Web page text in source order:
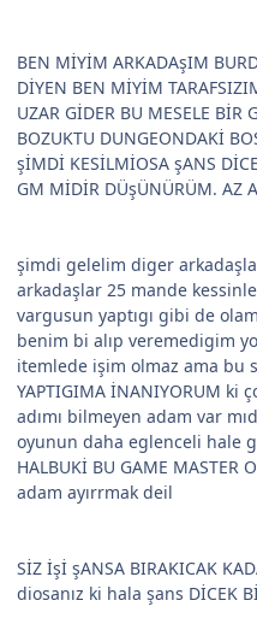
BEN MİYİM ARKADAşIM
DİYEN BEN MİYİM
UZAR GİDER BU MESELE BİR
BOZUKTU DUNGEONDAKİ
şİMDİ KESİLMİOSA şANS
GM MİDİR DÜşÜNÜRÜM. AZ
şimdi gelelim diger
arkadaşlar 25 mande
vargusun yaptıgı gibi de
benim bi alıp veremedigim
itemlede işim olmaz ama bu
YAPTIGIMA İNANIYORUM ki
adımı bilmeyen adam var
oyunun daha eglenceli hale
HALBUKİ BU GAME MASTER
adam ayırrmak deil
SİZ İşİ şANSA BIRAKICAK
diosanız ki hala şans DİCEK